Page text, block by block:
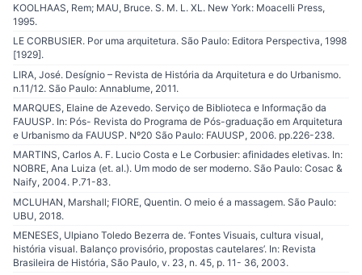
KOOLHAAS, Rem; MAU, Bruce. S. M. L. XL. New York: Moacelli Press,
1995.
LE CORBUSIER. Por uma arquitetura. São Paulo: Editora Perspectiva, 1998
[1929].
LIRA, José. Desígnio – Revista de História da Arquitetura e do Urbanismo.
n.11/12. São Paulo: Annablume, 2011.
MARQUES, Elaine de Azevedo. Serviço de Biblioteca e Informação da
FAUUSP. In: Pós- Revista do Programa de Pós-graduação em Arquitetura
e Urbanismo da FAUUSP. Nº20 São Paulo: FAUUSP, 2006. pp.226-238.
MARTINS, Carlos A. F. Lucio Costa e Le Corbusier: afinidades eletivas. In:
NOBRE, Ana Luiza (et. al.). Um modo de ser moderno. São Paulo: Cosac &
Naify, 2004. P.71-83.
MCLUHAN, Marshall; FIORE, Quentin. O meio é a massagem. São Paulo:
UBU, 2018.
MENESES, Ulpiano Toledo Bezerra de. ‘Fontes Visuais, cultura visual,
história visual. Balanço provisório, propostas cautelares’. In: Revista
Brasileira de História, São Paulo, v. 23, n. 45, p. 11- 36, 2003.